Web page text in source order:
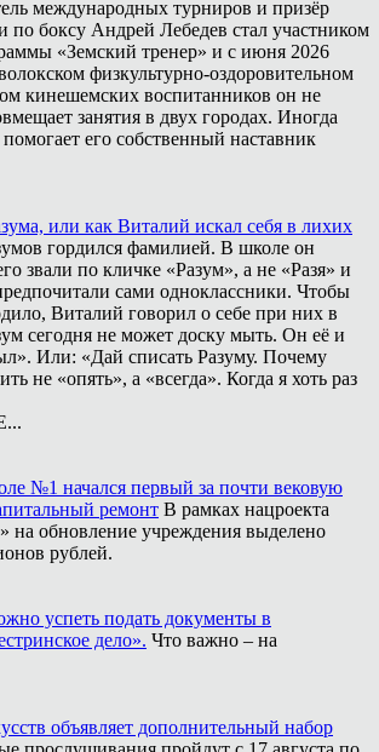
международных турниров и призёр
по боксу Андрей Лебедев стал участником
«Земский тренер» и с июня 2026
физкультурно-оздоровительном
кинешемских воспитанников он не
занятия в двух городах. Иногда
его собственный наставник
или как Виталий искал себя в лихих
гордился фамилией. В школе он
звали по кличке «Разум», а не «Разя» и
сами одноклассники. Чтобы
Виталий говорил о себе при них в
сегодня не может доску мыть. Он её и
Или: «Дай списать Разуму. Почему
не «опять», а «всегда». Когда я хоть раз
№1 начался первый за почти вековую
ремонт В рамках нацроекта
на обновление учреждения выделено
рублей.
успеть подать документы в
дело». Что важно – на
объявляет дополнительный набор